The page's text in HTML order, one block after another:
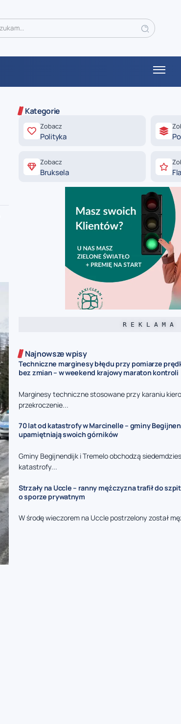
Kategorie
Zobacz
Polityka
Zobacz
Bruksela
R E K L A M A
Najnowsze wpisy
Techniczne marginesy błędu przy pomiarze
bez zmian – w weekend krajowy maraton kontroli
Marginesy techniczne stosowane przy karaniu
przekroczenie...
70 lat od katastrofy w Marcinelle – gminy
upamiętniają swoich górników
Gminy Begijnendijk i Tremelo obchodzą
katastrofy...
Strzały na Uccle – ranny mężczyzna trafił do
o sporze prywatnym
W środę wieczorem na Uccle postrzelony został